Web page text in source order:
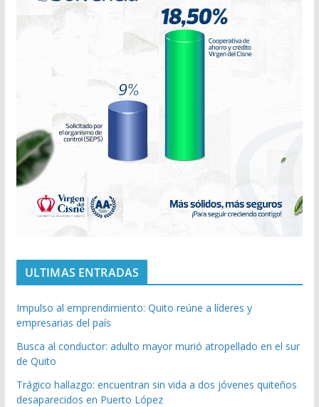
ULTIMAS ENTRADAS
Impulso al emprendimiento: Quito reúne a líderes y
empresarias del país
Busca al conductor: adulto mayor murió atropellado en el sur
de Quito
Trágico hallazgo: encuentran sin vida a dos jóvenes quiteños
desaparecidos en Puerto López